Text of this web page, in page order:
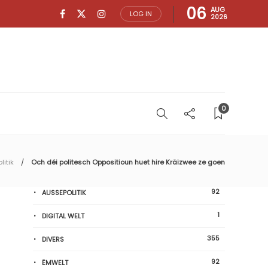
LOG IN 06 AUG
2026
0
Och déi politesch Oppositioun huet hire Kräizwee ze goen
AUSSEPOLITIK 92
DIGITAL WELT 1
DIVERS 355
ËMWELT 92